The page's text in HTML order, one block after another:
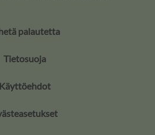
palautetta
Tietosuoja
Käyttöehdot